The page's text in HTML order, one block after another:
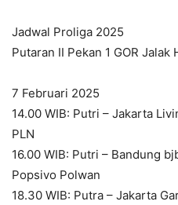
Jadwal Proliga 2025
Putaran II Pekan 1 GOR Jalak
7 Februari 2025
14.00 WIB: Putri – Jakarta
PLN
16.00 WIB: Putri – Bandung
Popsivo Polwan
18.30 WIB: Putra – Jakarta